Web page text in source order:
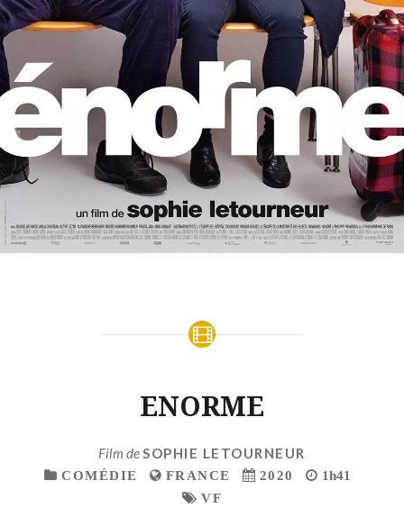
ENORME
Film deSOPHIE LETOURNEUR
COMÉDIE FRANCE 2020
1h41
VF